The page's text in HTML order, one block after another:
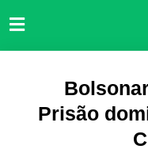
para
Prisão